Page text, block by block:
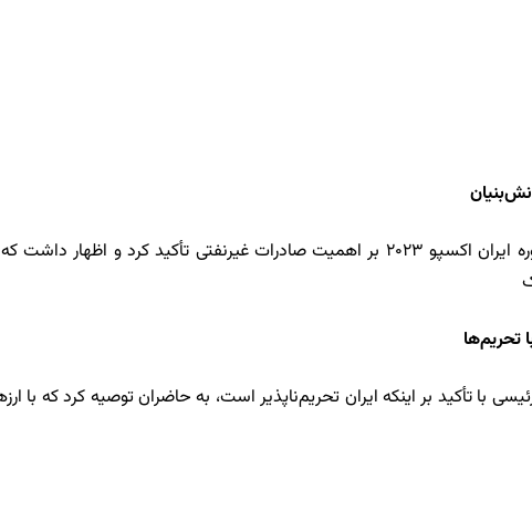
شهید رئیسی در افتتاحیه پنجمین دوره ایران اکسپو ۲۰۲۳ بر اهمیت
تحریم‌ها
ششمین دوره ایران اکسپو ۲۰۲۴، رئیسی با تأکید بر اینکه ایران تحریم‌ناپذیر است، به